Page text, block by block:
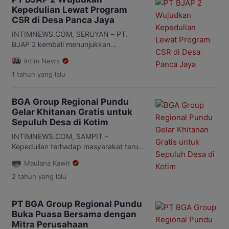
Kepedulian Lewat Program
CSR di Desa Panca Jaya
INTIMNEWS.COM, SERUYAN – PT.
BJAP 2 kembali menunjukkan
pembangunan desa melalui program
Corporate Social Responsibility (CSR) di
Kalimantan Tengah. Kegiatan ini
dilaksanakan atas permintaan resmi
dari Pemerintah Desa Panca Jaya dan
berlangsung selama satu minggu, mulai
4 hingga 10 Februari 2025. Penyerahan
Intim News
1 tahun yang lalu
BGA Group Regional Pundu
Gelar Khitanan Gratis untuk
Sepuluh Desa di Kotim
INTIMNEWS.COM, SAMPIT –
Kepedulian terhadap masyarakat terus
Group. Seperti yang dilakukan PT
Windu Nabatindo Lestari (PT WNL) dan
program CSR dari anak Perusahaan
BGA Group yaitu PT WNL dan PT WNA
Maulana Kawit
2 tahun yang lalu
PT BGA Group Regional Pundu
Buka Puasa Bersama dengan
Mitra Perusahaan